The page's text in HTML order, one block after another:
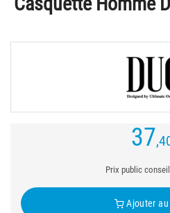
37
Prix public
Ajouter